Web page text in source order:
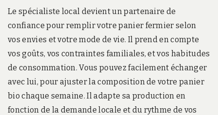
Le spécialiste local devient un partenaire de
confiance pour remplir votre panier fermier selon
vos envies et votre mode de vie. Il prend en compte
vos goûts, vos contraintes familiales, et vos habitudes
de consommation. Vous pouvez facilement échanger
avec lui, pour ajuster la composition de votre panier
bio chaque semaine. Il adapte sa production en
fonction de la demande locale et du rythme de vos